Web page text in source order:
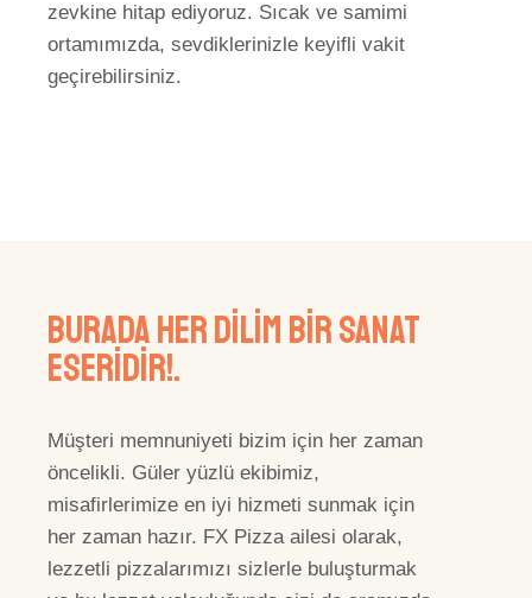
zevkine hitap ediyoruz. Sıcak ve samimi
ortamımızda, sevdiklerinizle keyifli vakit
geçirebilirsiniz.
Burada Her Dilim Bir Sanat
Eseridir!.
Müşteri memnuniyeti bizim için her zaman
öncelikli. Güler yüzlü ekibimiz,
misafirlerimize en iyi hizmeti sunmak için
her zaman hazır. FX Pizza ailesi olarak,
lezzetli pizzalarımızı sizlerle buluşturmak